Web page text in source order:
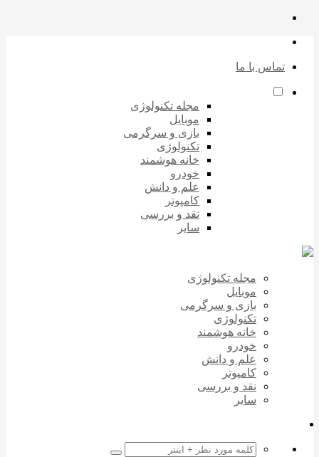
تماس با ما
مجله تکنولوژی
موبایل
بازی و سرگرمی
تکنولوژی
خانه هوشمند
خودرو
علم و دانش
کامپوتر
نقد و بررسی
سایر
مجله تکنولوژی
موبایل
بازی و سرگرمی
تکنولوژی
خانه هوشمند
خودرو
علم و دانش
کامپوتر
نقد و بررسی
سایر